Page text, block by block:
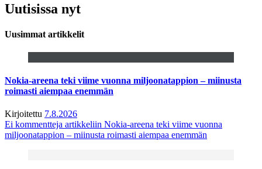
Uutisissa nyt
Uusimmat artikkelit
Nokia-areena teki viime vuonna miljoonatappion – miinusta
roimasti aiempaa enemmän
Kirjoitettu 7.8.2026
Ei kommentteja artikkeliin Nokia-areena teki viime vuonna
miljoonatappion – miinusta roimasti aiempaa enemmän